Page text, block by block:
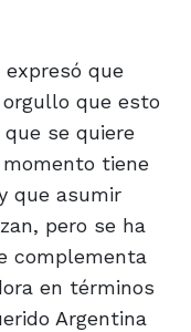
que
que esto
se quiere
tiene
que asumir
pero se ha
complementa
en términos
Argentina